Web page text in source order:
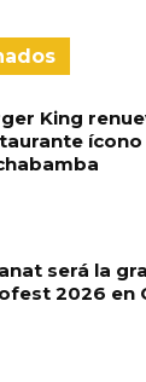
King
ícono
será la
2026 en